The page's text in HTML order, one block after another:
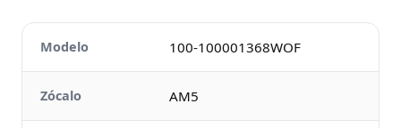
Modelo 100-100001368WOF
Zócalo AM5